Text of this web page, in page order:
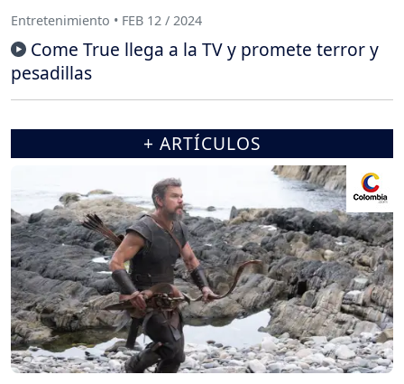
Entretenimiento • FEB 12 / 2024
Come True llega a la TV y promete terror y
pesadillas
+ ARTÍCULOS